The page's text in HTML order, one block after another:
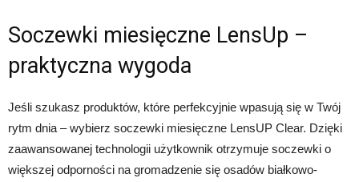
Soczewki miesięczne LensUp –
praktyczna wygoda
Jeśli szukasz produktów, które perfekcyjnie wpasują się w Twój
rytm dnia – wybierz soczewki miesięczne LensUP Clear. Dzięki
zaawansowanej technologii użytkownik otrzymuje soczewki o
większej odporności na gromadzenie się osadów białkowo-